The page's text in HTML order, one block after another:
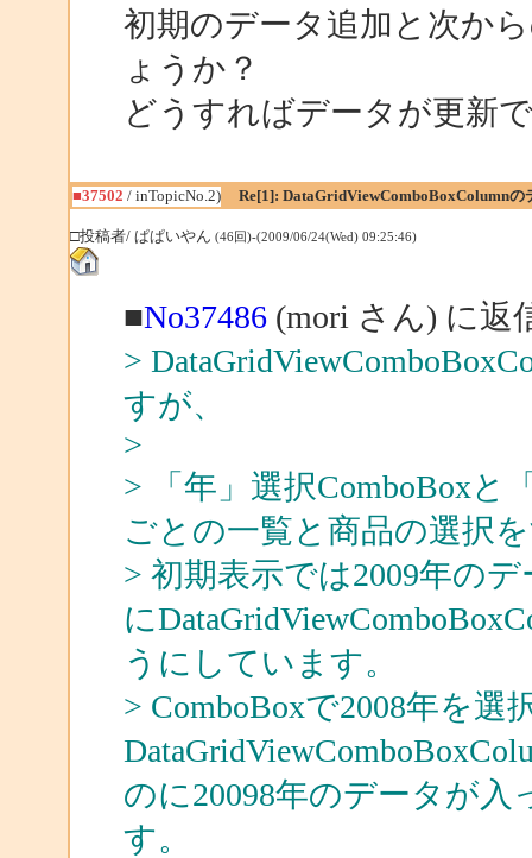
初期のデータ追加と次か
ょうか？
どうすればデータが更新
■37502 / inTopicNo.2) Re[1]: DataGridViewComboBoxColumnの
□投稿者/ ぱぱいやん (46回)-(2009/06/24(Wed) 09:25:46)
■No37486(mori さん) に返
>
すが、
>
> 「年」選択ComboBoxと
ごとの一覧と商品の選択
> 初期表示では2009年の
に
うにしています。
> ComboBoxで2008年を選
のに20098年のデータが
す。